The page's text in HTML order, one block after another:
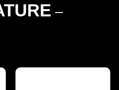
–